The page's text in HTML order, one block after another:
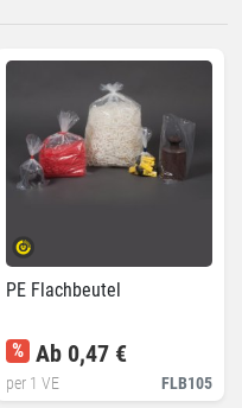
PE Flachbeutel
FLB105
% Ab 0,47 €
per 1 VE